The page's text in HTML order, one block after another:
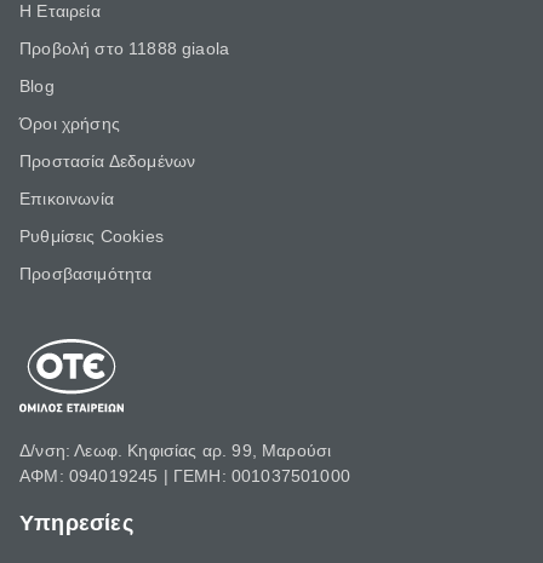
Η Εταιρεία
Προβολή στο 11888 giaola
Blog
Όροι χρήσης
Προστασία Δεδομένων
Επικοινωνία
Ρυθμίσεις Cookies
Προσβασιμότητα
Δ/νση: Λεωφ. Κηφισίας αρ. 99, Μαρούσι
ΑΦΜ: 094019245 | ΓΕΜΗ: 001037501000
Υπηρεσίες